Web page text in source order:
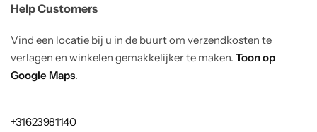
Help Customers
Vind een locatie bij u in de buurt om verzendkosten te
verlagen en winkelen gemakkelijker te maken. Toon op
Google Maps.
+31623981140